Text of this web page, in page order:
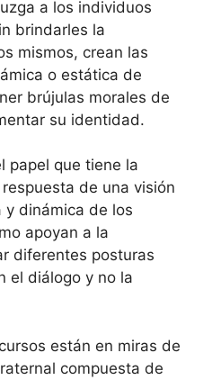
a los individuos
brindarles la
mismos, crean las
o estática de
brújulas morales de
su identidad.
papel que tiene la
de una visión
y dinámica de los
apoyan a la
diferentes posturas
el diálogo y no la
están en miras de
compuesta de